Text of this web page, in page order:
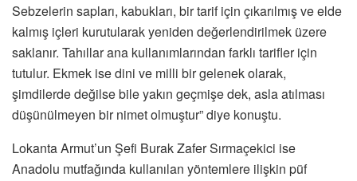
Sebzelerin sapları, kabukları, bir tarif için çıkarılmış ve elde
kalmış içleri kurutularak yeniden değerlendirilmek üzere
saklanır. Tahıllar ana kullanımlarından farklı tarifler için
tutulur. Ekmek ise dini ve milli bir gelenek olarak,
şimdilerde değilse bile yakın geçmişe dek, asla atılması
düşünülmeyen bir nimet olmuştur” diye konuştu.
Lokanta Armut’un Şefi Burak Zafer Sırmaçekici ise
Anadolu mutfağında kullanılan yöntemlere ilişkin püf